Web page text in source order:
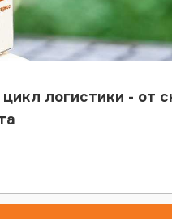
логистики - от